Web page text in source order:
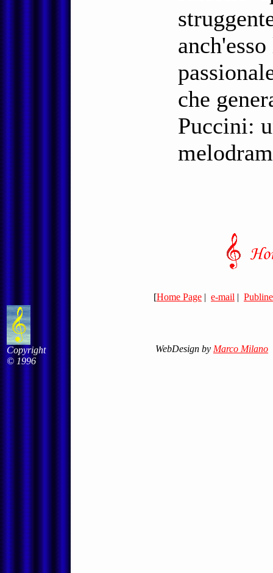
che
Puccini:
[Home Page | e-mail |
Copyright
© 1996
WebDesign by Marco Milano